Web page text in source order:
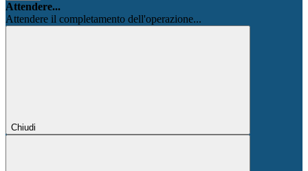
Attendere...
Attendere il completamento dell'operazione...
Chiudi